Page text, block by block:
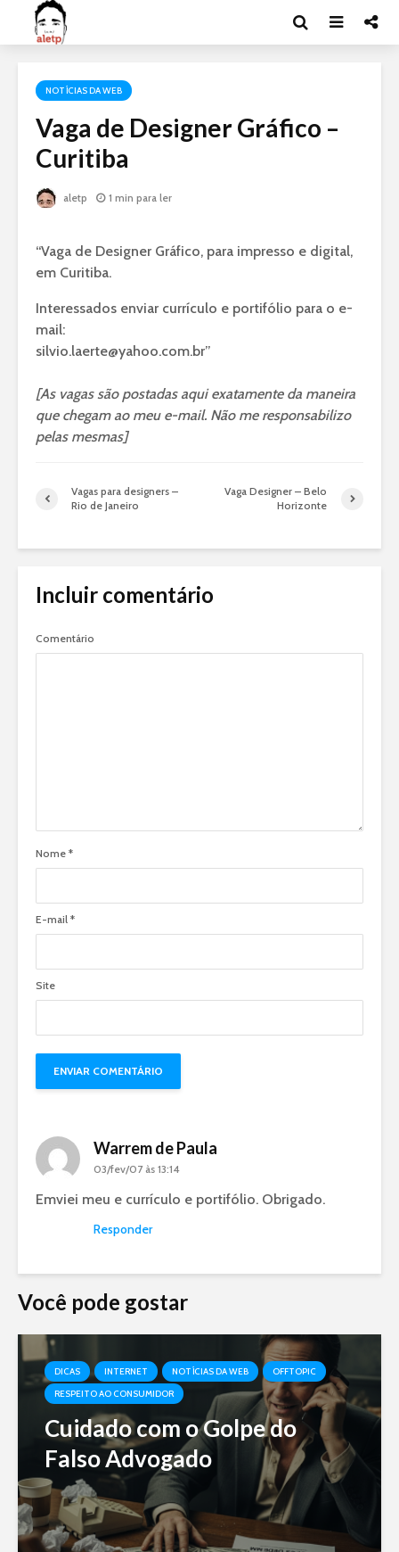
NOTÍCIAS DA WEB
Vaga de Designer Gráfico –
Curitiba
aletp 1 min para ler
“Vaga de Designer Gráfico, para impresso e digital,
em Curitiba.
Interessados enviar currículo e portifólio para o e-
mail:
silvio.laerte@yahoo.com.br”
[As vagas são postadas aqui exatamente da maneira
que chegam ao meu e-mail. Não me responsabilizo
pelas mesmas]
Vagas para designers –
Rio de Janeiro
Vaga Designer – Belo
Horizonte
Incluir comentário
Comentário
Nome *
E-mail *
Site
Warrem de Paula
03/fev/07 às 13:14
Emviei meu e currículo e portifólio. Obrigado.
Responder
Você pode gostar
DICAS INTERNET NOTÍCIAS DA WEB
OFFTOPIC
RESPEITO AO CONSUMIDOR
Cuidado com o Golpe do
Falso Advogado